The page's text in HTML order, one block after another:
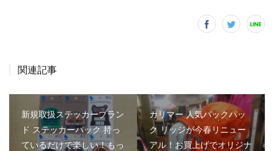
関連記事
新規取扱ステッカーブラン
ド ステッカーパック 持っ
ているだけで楽しい！もっ
カリマー 人気バックパッ
ク リッジが今春リニュー
アル！お買上げでオリジナ